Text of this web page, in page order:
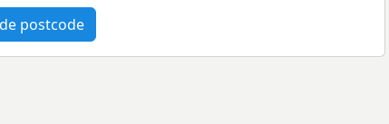
postcode